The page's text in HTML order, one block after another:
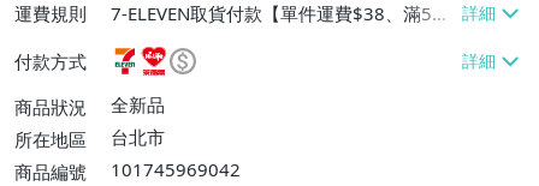
運費規則
7-ELEVEN取貨付款【單件運費$38、滿5件
或消費滿$1298免運費】、7-ELEVEN取貨
不付款【免運費】、萊爾富取貨付款【單件
運費$60、滿5件或消費滿$1298免運
費】、宅配/貨運【單件運費$120、滿5件
付款方式
商品狀況
全新品
所在地區
台北市
商品編號
101745969042